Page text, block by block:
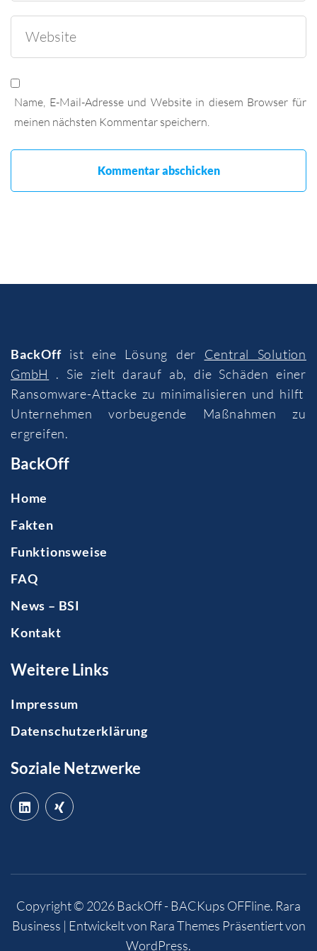
Name, E-Mail-Adresse und Website in diesem Browser für
meinen nächsten Kommentar speichern.
BackOffist eine Lösung der Central Solution
GmbH
. Sie zielt darauf ab, die Schäden einer
Ransomware-Attacke zu minimalisieren und hilft
Unternehmen vorbeugende Maßnahmen zu
ergreifen.
BackOff
Home
Fakten
Funktionsweise
FAQ
News – BSI
Kontakt
Weitere Links
Impressum
Datenschutzerklärung
Soziale Netzwerke
Copyright © 2026BackOff - BACKups OFFline. Rara
Business | Entwickelt von Rara Themes Präsentiert von
WordPress.